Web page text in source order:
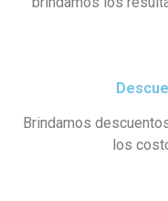
Brindamos
los